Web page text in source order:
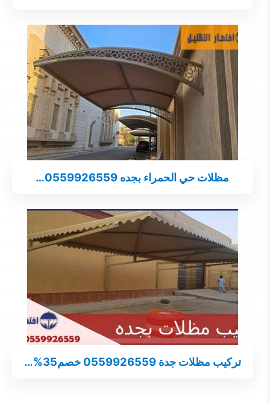
مظلات حي الحمراء بجده 0559926559…
تركيب مظلات جدة 0559926559 خصم35%…